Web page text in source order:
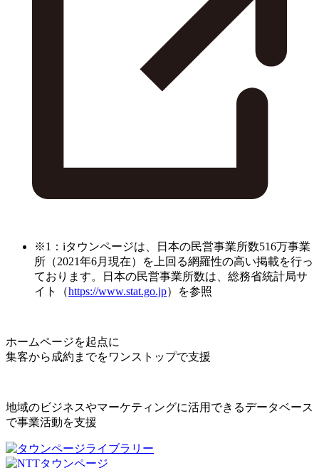
※1：iタウンページは、日本の民営事業所数516万事業
所（2021年6月現在）を上回る網羅性の高い掲載を行っ
ております。日本の民営事業所数は、総務省統計局サ
イト（https://www.stat.go.jp）を参照
ホームページを起点に
集客から成約までをワンストップで支援
地域のビジネスやマーケティングに活用できるデータベース
で事業活動を支援